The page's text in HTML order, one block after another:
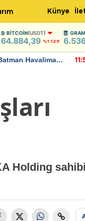
Künye
BITCOIN(USDT)
64.884,39 %1.129
Havalimanı
Holding